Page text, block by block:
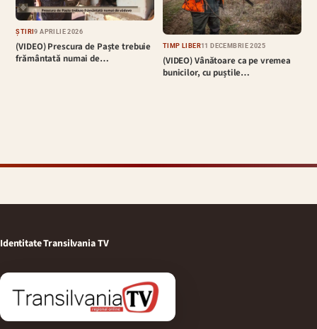
ȘTIRI9 APRILIE 2026
(VIDEO) Prescura de Paște trebuie
frământată numai de…
TIMP LIBER11 DECEMBRIE 2025
(VIDEO) Vânătoare ca pe vremea
bunicilor, cu puștile…
Identitate Transilvania TV